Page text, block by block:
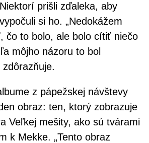
prišli zďaleka, aby
si ho. „Nedokážem
čo to bolo, ale bolo cítiť niečo
môjho názoru to bol
zdôrazňuje.
z pápežskej návštevy
obraz: ten, ktorý zobrazuje
Veľkej mešity, ako sú tvárami
k Mekke. „Tento obraz